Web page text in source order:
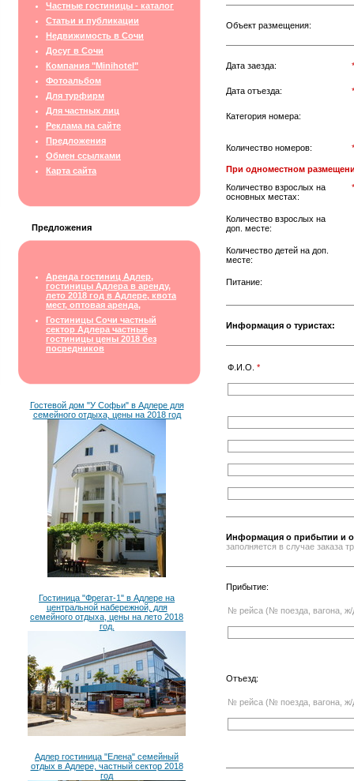
Частные гостиницы - каталог
Статьи и публикации
Недвижимость в Сочи
Досуг в Сочи
Компания "Minihotel"
Фотоальбом
Для турфирм
Для частных лиц
Реклама на сайте
Предложения
Обмен ссылками
Карта сайта
Предложения
Аренда гостиниц Адлер,
гостиницы Адлера в аренду,
лето 2018 год в Адлере, квота
мест, оптовая аренда,
Гостиницы Сочи частный
сектор Адлера частные
гостиницы цены 2018 без
посредников
Гостевой дом "У Софьи" в Адлере для
семейного отдыха, цены на 2018 год
Гостиница "Фрегат-1" в Адлере на
центральной набережной, для
семейного отдыха, цены на лето 2018
год.
Адлер гостиница "Елена" семейный
отдых в Адлере, частный сектор 2018
год
Объект размещения:
Дата заезда: *
Дата отъезда: *
Категория номера:
Количество номеров: *
При одноместном
Количество взрослых на
основных местах:
*
Количество взрослых на
доп. месте:
Количество детей на доп.
месте:
Питание:
Информация о туристах:
Ф.И.О. *
Информация о прибытии и
заполняется в случае заказа
Прибытие:
№ рейса (№ поезда, вагона, ж/
Отъезд:
№ рейса (№ поезда, вагона, ж/